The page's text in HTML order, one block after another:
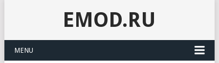
EMOD.RU
MENU